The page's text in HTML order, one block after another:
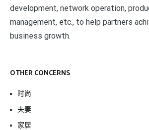
development, network operation,
management, etc., to help partners
business growth.
OTHER CONCERNS
时尚
夫妻
家居